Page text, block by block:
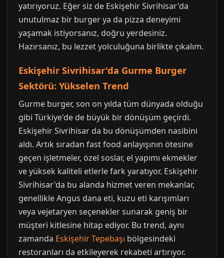
yatırıyoruz. Eğer siz de Eskişehir Sivrihisar'da
unutulmaz bir burger ya da pizza deneyimi
yaşamak istiyorsanız, doğru yerdesiniz.
Hazırsanız, bu lezzet yolculuğuna birlikte çıkalım.
Eskişehir Sivrihisar'da Gurme Burger
Sektörü: Yükselen Trend
Gurme burger, son on yılda tüm dünyada olduğu
gibi Türkiye'de de büyük bir dönüşüm geçirdi.
Eskişehir Sivrihisar da bu dönüşümden nasibini
aldı. Artık sıradan fast food anlayışının ötesine
geçen işletmeler, özel soslar, el yapımı ekmekler
ve yüksek kaliteli etlerle fark yaratıyor. Eskişehir
Sivrihisar'da bu alanda hizmet veren mekanlar,
genellikle Angus dana eti, kuzu eti karışımları
veya vejetaryen seçenekler sunarak geniş bir
müşteri kitlesine hitap ediyor. Bu trend, aynı
zamanda Eskişehir Tepebaşı bölgesindeki
restoranları da etkileyerek rekabeti artırıyor.